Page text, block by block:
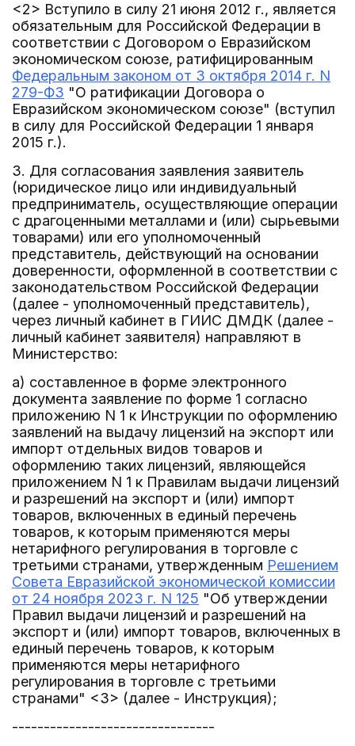
<2> Вступило в силу 21 июня 2012 г., является
обязательным для Российской Федерации в
соответствии с Договором о Евразийском
экономическом союзе, ратифицированным
Федеральным законом от 3 октября 2014 г. N
279-ФЗ "О ратификации Договора о
Евразийском экономическом союзе" (вступил
в силу для Российской Федерации 1 января
2015 г.).
3. Для согласования заявления заявитель
(юридическое лицо или индивидуальный
предприниматель, осуществляющие операции
с драгоценными металлами и (или) сырьевыми
товарами) или его уполномоченный
представитель, действующий на основании
доверенности, оформленной в соответствии с
законодательством Российской Федерации
(далее - уполномоченный представитель),
через личный кабинет в ГИИС ДМДК (далее -
личный кабинет заявителя) направляют в
Министерство:
а) составленное в форме электронного
документа заявление по форме 1 согласно
приложению N 1 к Инструкции по оформлению
заявлений на выдачу лицензий на экспорт или
импорт отдельных видов товаров и
оформлению таких лицензий, являющейся
приложением N 1 к Правилам выдачи лицензий
и разрешений на экспорт и (или) импорт
товаров, включенных в единый перечень
товаров, к которым применяются меры
нетарифного регулирования в торговле с
третьими странами, утвержденным Решением
Совета Евразийской экономической комиссии
от 24 ноября 2023 г. N 125 "Об утверждении
Правил выдачи лицензий и разрешений на
экспорт и (или) импорт товаров, включенных в
единый перечень товаров, к которым
применяются меры нетарифного
регулирования в торговле с третьими
странами" <3> (далее - Инструкция);
--------------------------------